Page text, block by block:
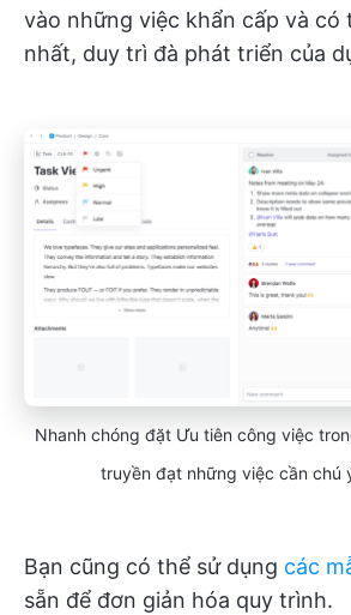
vào những việc khẩn cấp và có
nhất, duy trì đà phát triển của
Nhanh chóng đặt Ưu tiên công việc
truyền đạt những việc cần chú
Bạn cũng có thể sử dụng các
sẵn để đơn giản hóa quy trình.